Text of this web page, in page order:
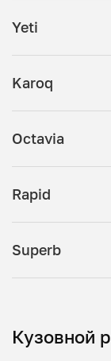
Yeti
Karoq
Octavia
Rapid
Superb
Кузовной